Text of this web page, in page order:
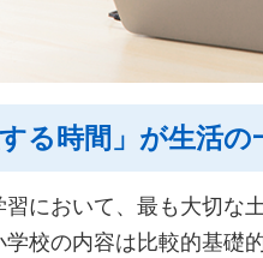
する時間」が生活
において、最も大切な
学校の内容は比較的基礎